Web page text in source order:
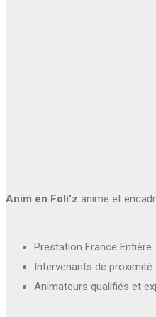
Anim en Foli'z anime et
Prestation France Entière
Intervenants de proximité
Animateurs qualifiés et